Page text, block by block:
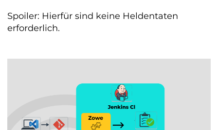
Spoiler: Hierfür sind keine Heldentaten
erforderlich.